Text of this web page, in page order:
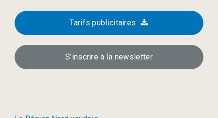
Tarifs publicitaires
S’inscrire à la newsletter